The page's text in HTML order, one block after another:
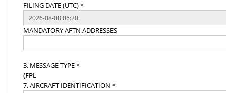
FILING DATE (UTC) *
MANDATORY AFTN ADDRESSES
3. MESSAGE TYPE *
(FPL
7. AIRCRAFT IDENTIFICATION *